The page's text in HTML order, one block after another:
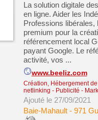
La solution digitale
en ligne. Aider les
Professions
premium pour la
référencement local
payant Google. Le
activité, vos ...
www.beeliz.com
Création, Hébergement
netlinking - Publicité -
Ajouté le 27/09/2021
Baie-Mahault- 971